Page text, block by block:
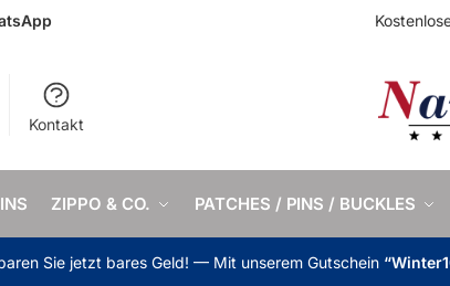
Kontakt
ZIPPO & CO. PATCHES / PINS / BUCKLES
Sie jetzt bares Geld! — Mit unserem Gutschein